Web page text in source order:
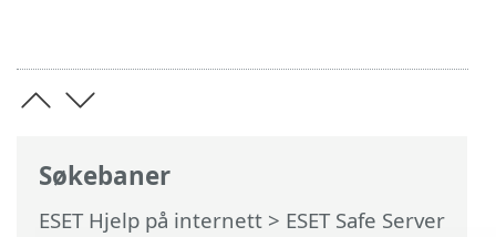
Søkebaner
ESET Hjelp på internett > ESET Safe Server